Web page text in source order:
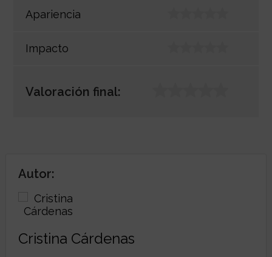
Apariencia
Impacto
Valoración final:
Autor:
Cristina Cárdenas